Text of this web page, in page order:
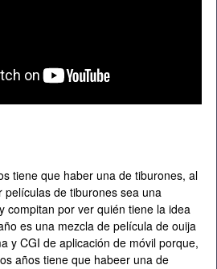
tiene que haber una de tiburones, al
películas de tiburones sea una
compitan por ver quién tiene la idea
es una mezcla de película de ouija
y CGI de aplicación de móvil porque,
años tiene que habeer una de